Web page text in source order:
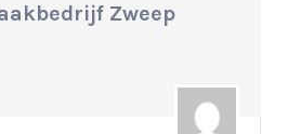
Zweep